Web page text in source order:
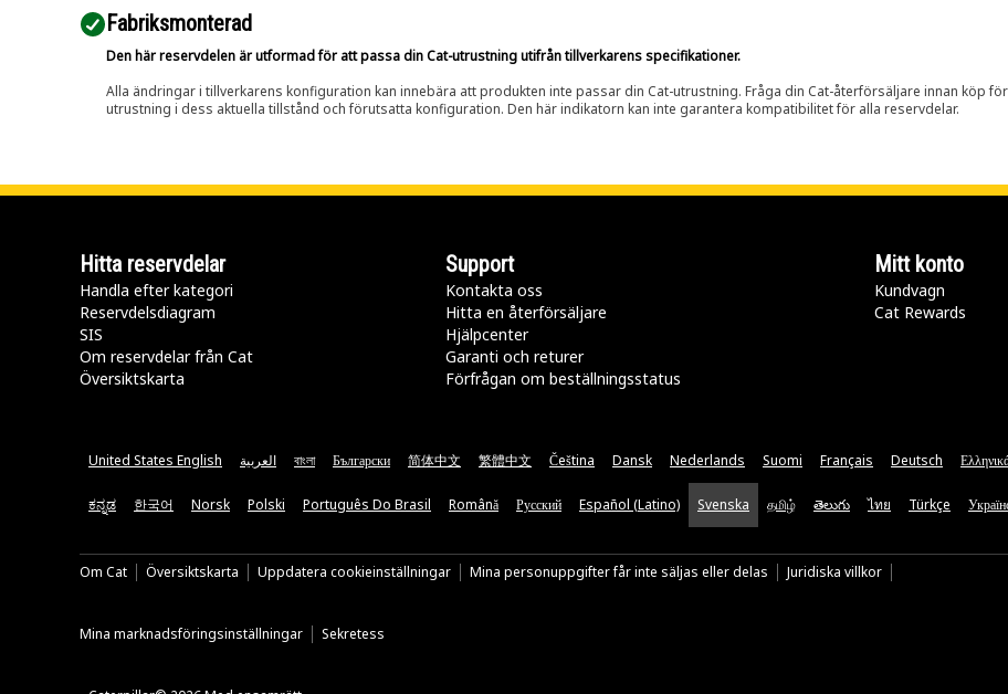
Fabriksmonterad
Den här reservdelen är utformad för att passa din Cat-utrustning utifrån tillverkarens specifikationer.
Alla ändringar i tillverkarens konfiguration kan innebära att produkten inte passar din Cat-utrustning. Fråga din Cat-återförsäljare innan köp
utrustning i dess aktuella tillstånd och förutsatta konfiguration. Den här indikatorn kan inte garantera kompatibilitet för alla reservdelar.
Hitta reservdelar
Handla efter kategori
Reservdelsdiagram
SIS
Om reservdelar från Cat
Översiktskarta
Support
Kontakta oss
Hitta en återförsäljare
Hjälpcenter
Garanti och returer
Förfrågan om beställningsstatus
Mitt konto
Kundvagn
Cat Rewards
United States English العربية বাংলা Български 简体中文 繁體中文 Čeština Dansk Nederlands Suomi Français Deutsch
ಕನ್ನಡ 한국어 Norsk Polski Português Do Brasil Română Русский Español (Latino) Svenska தமிழ் తెలుగు ไทย Türkçe
Om Cat Översiktskarta Uppdatera cookieinställningar Mina personuppgifter får inte säljas eller delas Juridiska villkor
Mina marknadsföringsinställningar Sekretess